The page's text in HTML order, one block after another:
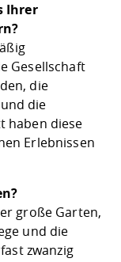
Ihrer
Gesellschaft
die
die
haben diese
Erlebnissen
große Garten,
und die
zwanzig